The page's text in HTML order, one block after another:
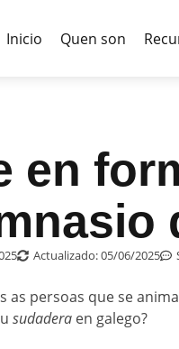
Inicio Quen son
en
Actualizado: 05/06/2025
as persoas que se
sudadera en galego?